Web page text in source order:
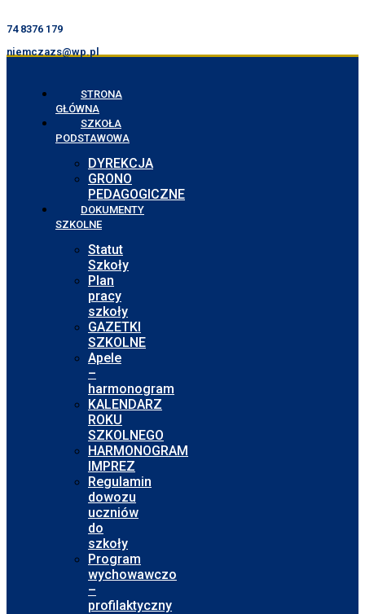
74 8376 179
niemczazs@wp.pl
STRONA
GŁÓWNA
SZKOŁA
PODSTAWOWA
DYREKCJA
GRONO
PEDAGOGICZNE
DOKUMENTY
SZKOLNE
Statut
Szkoły
Plan
pracy
szkoły
GAZETKI
SZKOLNE
Apele
–
harmonogram
KALENDARZ
ROKU
SZKOLNEGO
HARMONOGRAM
IMPREZ
Regulamin
dowozu
uczniów
do
szkoły
Program
wychowawczo
–
profilaktyczny